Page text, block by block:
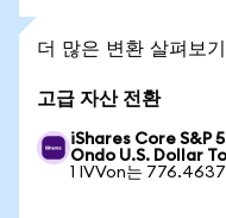
더 많은 변환 살펴보기
고급 자산 전환
iShares Core S&P
Ondo U.S. Dollar
1 IVVon는